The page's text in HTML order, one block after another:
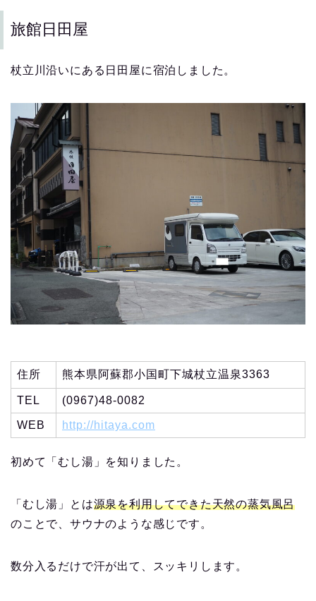
旅館日田屋
杖立川沿いにある日田屋に宿泊しました。
住所 熊本県阿蘇郡小国町下城杖立温泉3363
TEL (0967)48-0082
WEB http://hitaya.com
初めて「むし湯」を知りました。
「むし湯」とは源泉を利用してできた天然の蒸気風呂
のことで、サウナのような感じです。
数分入るだけで汗が出て、スッキリします。